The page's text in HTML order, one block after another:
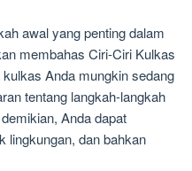
awal yang penting dalam
membahas Ciri-Ciri Kulkas
Anda mungkin sedang
tentang langkah-langkah
Anda dapat
lingkungan, dan bahkan